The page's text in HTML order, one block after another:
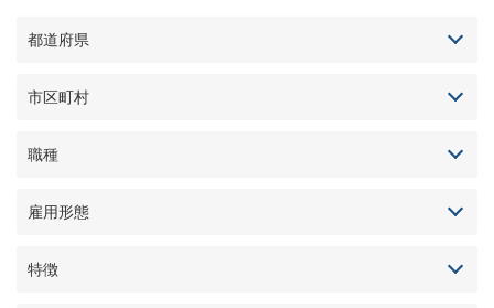
都道府県
市区町村
職種
雇用形態
特徴